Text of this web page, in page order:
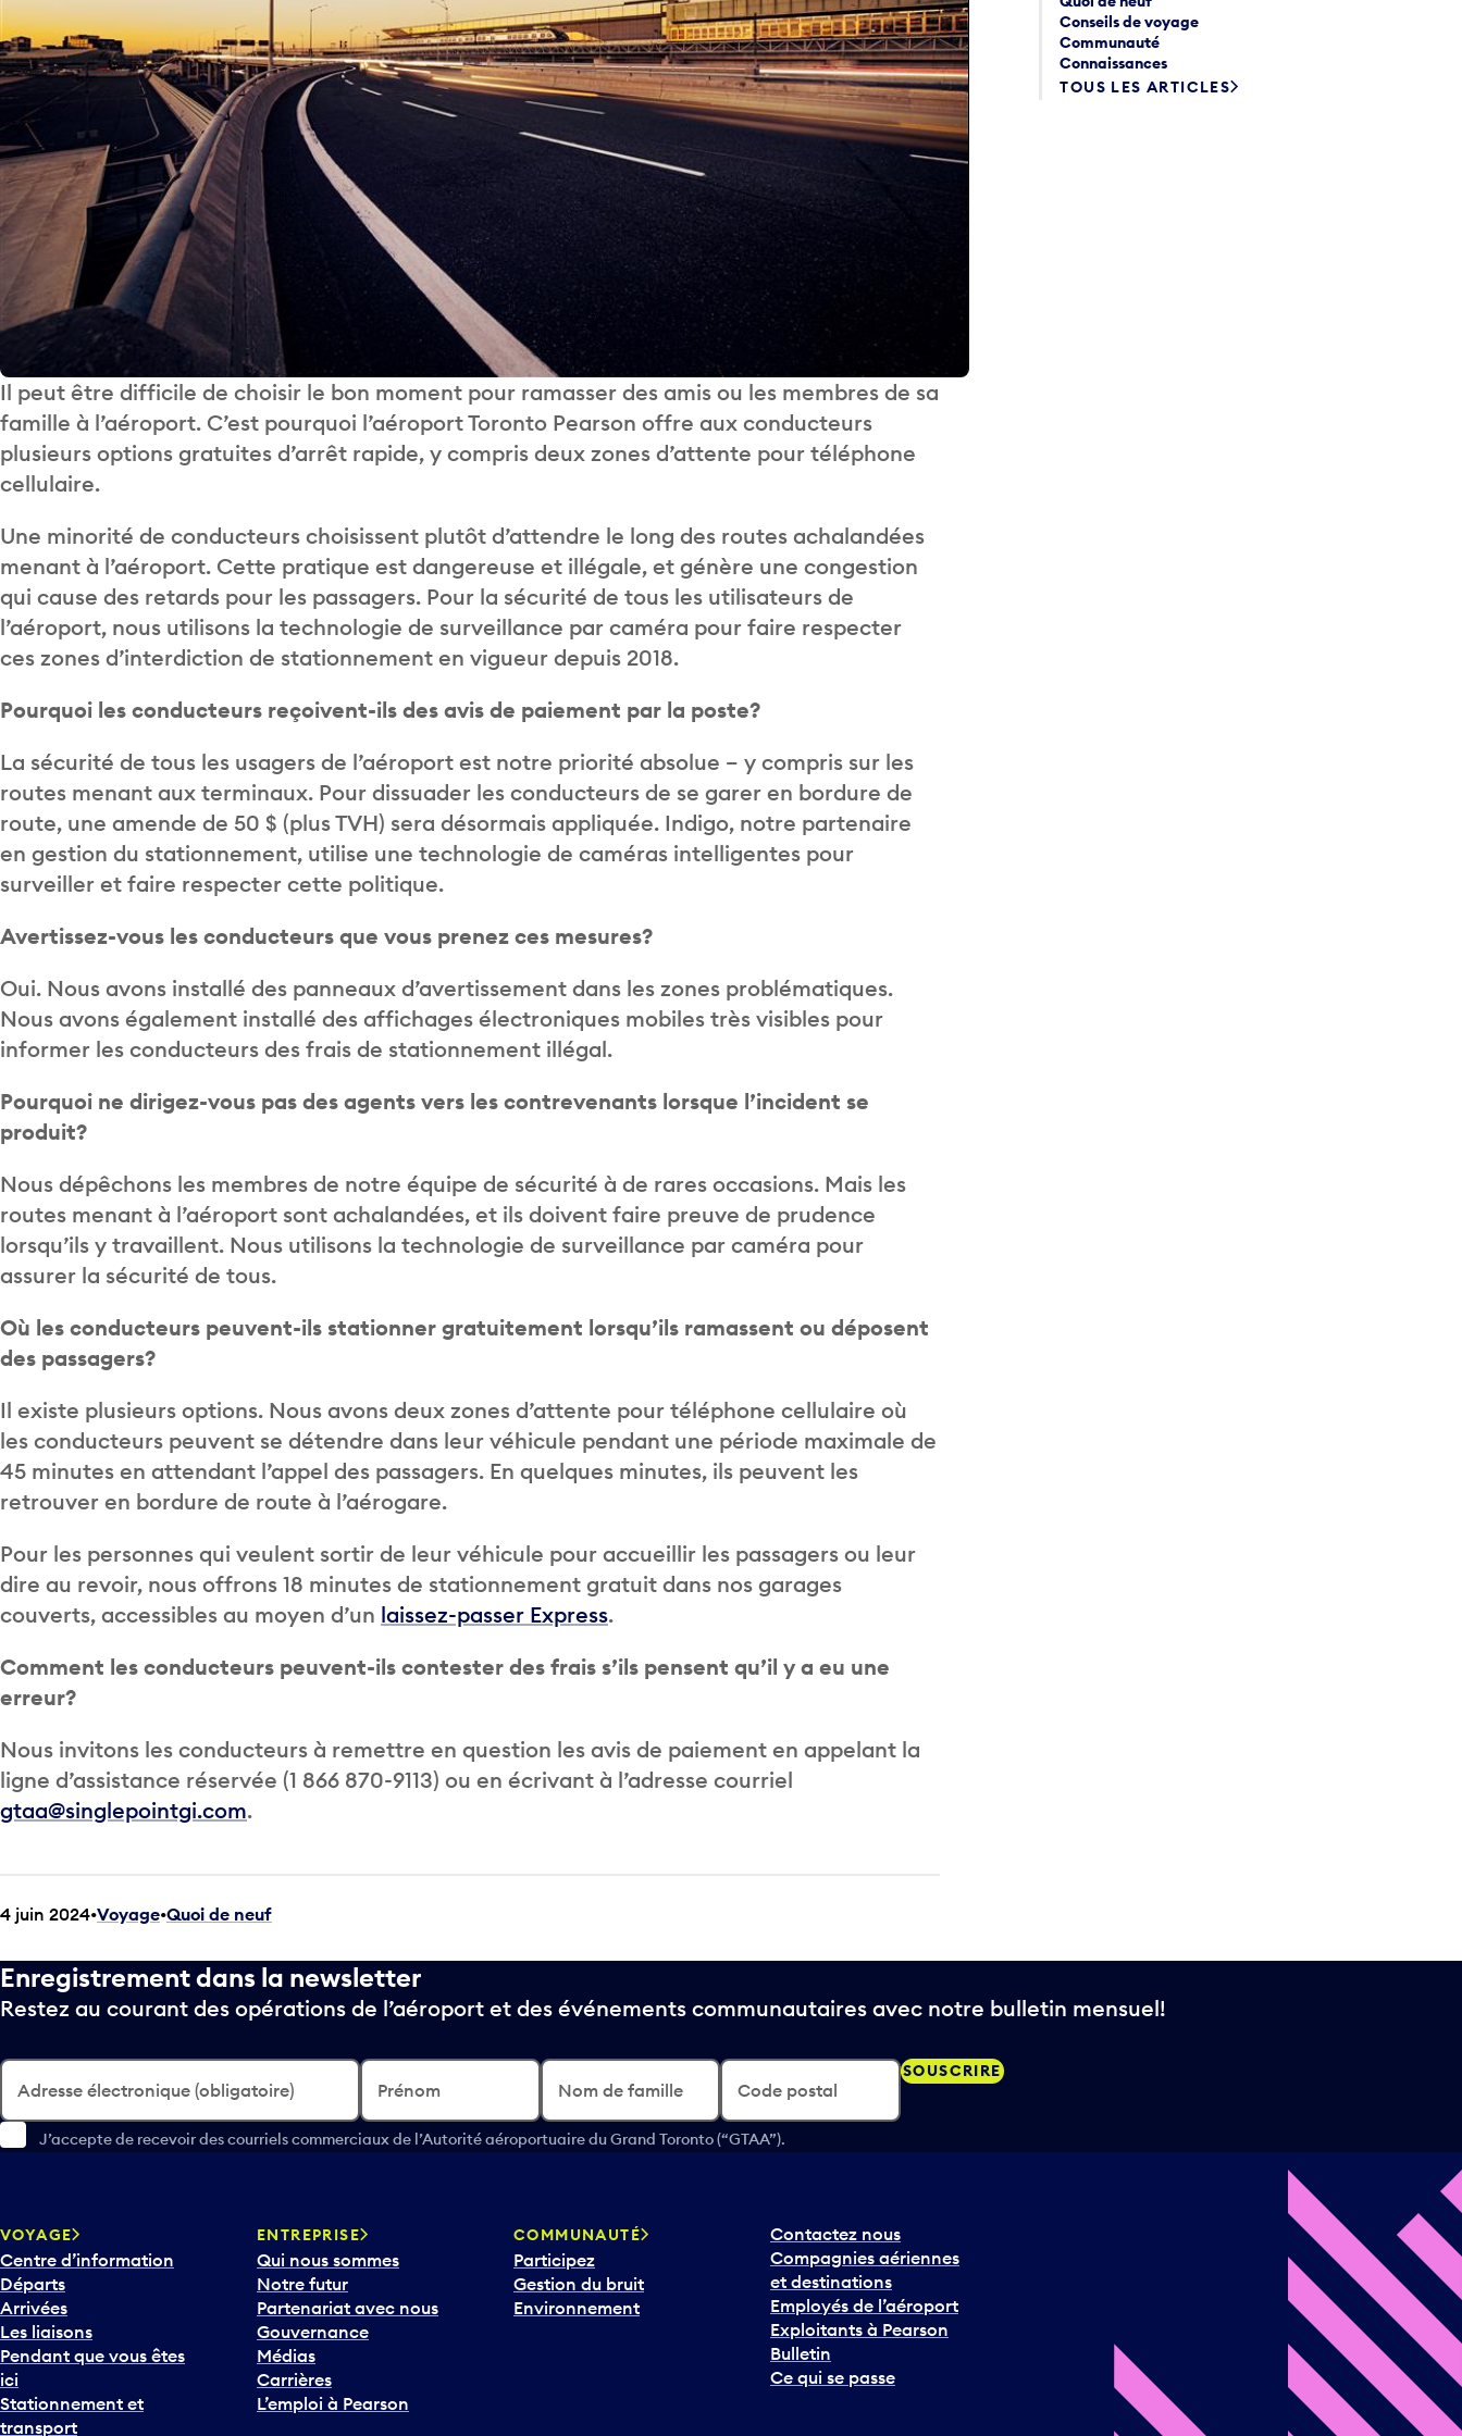
Il peut être difficile de choisir le bon moment pour ramasser des amis ou les membres de sa
famille à l’aéroport. C’est pourquoi l’aéroport Toronto Pearson offre aux conducteurs
plusieurs options gratuites d’arrêt rapide, y compris deux zones d’attente pour téléphone
cellulaire.
Une minorité de conducteurs choisissent plutôt d’attendre le long des routes achalandées
menant à l’aéroport. Cette pratique est dangereuse et illégale, et génère une congestion
qui cause des retards pour les passagers. Pour la sécurité de tous les utilisateurs de
l’aéroport, nous utilisons la technologie de surveillance par caméra pour faire respecter
ces zones d’interdiction de stationnement en vigueur depuis 2018.
Pourquoi les conducteurs reçoivent-ils des avis de paiement par la poste?
La sécurité de tous les usagers de l’aéroport est notre priorité absolue – y compris sur les
routes menant aux terminaux. Pour dissuader les conducteurs de se garer en bordure de
route, une amende de 50 $ (plus TVH) sera désormais appliquée. Indigo, notre partenaire
en gestion du stationnement, utilise une technologie de caméras intelligentes pour
surveiller et faire respecter cette politique.
Avertissez-vous les conducteurs que vous prenez ces mesures?
Oui. Nous avons installé des panneaux d’avertissement dans les zones problématiques.
Nous avons également installé des affichages électroniques mobiles très visibles pour
informer les conducteurs des frais de stationnement illégal.
Pourquoi ne dirigez-vous pas des agents vers les contrevenants lorsque l’incident se
produit?
Nous dépêchons les membres de notre équipe de sécurité à de rares occasions. Mais les
routes menant à l’aéroport sont achalandées, et ils doivent faire preuve de prudence
lorsqu’ils y travaillent. Nous utilisons la technologie de surveillance par caméra pour
assurer la sécurité de tous.
Où les conducteurs peuvent-ils stationner gratuitement lorsqu’ils ramassent ou déposent
des passagers?
Il existe plusieurs options. Nous avons deux zones d’attente pour téléphone cellulaire où
les conducteurs peuvent se détendre dans leur véhicule pendant une période maximale de
45 minutes en attendant l’appel des passagers. En quelques minutes, ils peuvent les
retrouver en bordure de route à l’aérogare.
Pour les personnes qui veulent sortir de leur véhicule pour accueillir les passagers ou leur
dire au revoir, nous offrons 18 minutes de stationnement gratuit dans nos garages
couverts, accessibles au moyen d’un laissez-passer Express.
Comment les conducteurs peuvent-ils contester des frais s’ils pensent qu’il y a eu une
erreur?
Nous invitons les conducteurs à remettre en question les avis de paiement en appelant la
ligne d’assistance réservée (1 866 870-9113) ou en écrivant à l’adresse courriel
gtaa@singlepointgi.com.
4 juin 2024 Voyage•Quoi de neuf
Conseils de voyage
Communauté
Connaissances
TOUS LES ARTICLES
Enregistrement dans la newsletter
Restez au courant des opérations de l’aéroport et des événements communautaires avec notre bulletin mensuel!
Adresse électronique (obligatoire) Prénom Nom de famille Code postal
J’accepte de recevoir des courriels commerciaux de l’Autorité aéroportuaire du Grand Toronto (“GTAA”).
SOUSCRIRE
VOYAGE
Centre d’information
Départs
Arrivées
Les liaisons
Pendant que vous êtes
ici
Stationnement et
transport
ENTREPRISE
Qui nous sommes
Notre futur
Partenariat avec nous
Gouvernance
Médias
Carrières
L’emploi à Pearson
COMMUNAUTÉ
Participez
Gestion du bruit
Environnement
Contactez nous
Compagnies aériennes
et destinations
Employés de l’aéroport
Exploitants à Pearson
Bulletin
Ce qui se passe